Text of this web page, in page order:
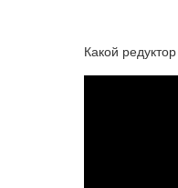
Какой